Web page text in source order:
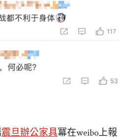
震旦辦公家具冪在weibo上報